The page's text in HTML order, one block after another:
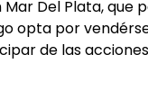
Del Plata, que
opta por
de las